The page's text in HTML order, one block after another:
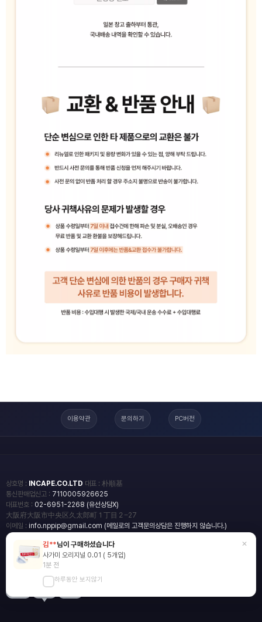
이용약관 문의하기 PC버전
상호명 : INCAPE.CO.LTD 대표 : 朴順基
통신판매업신고 : 7110005926625
대표번호 : 02-6951-2268 (유선상담X)
大阪府大阪市中央区久太郎町１丁目２−27
이메일 : info.nppip@gmail.com (메일로의 고객문의상담은 진행하지 않습니다.)
copyright
일본직구쇼핑몰 엔핍
2018 All rights reserved.
blog
김**님이 구매하셨습니다
사가미 오리지널 0.01 ( 5개입)
1분 전
하루동안 보지않기
×